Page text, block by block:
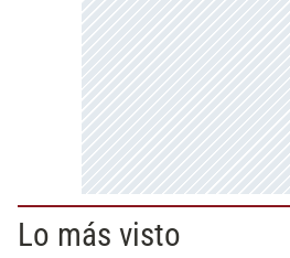
Lo más visto